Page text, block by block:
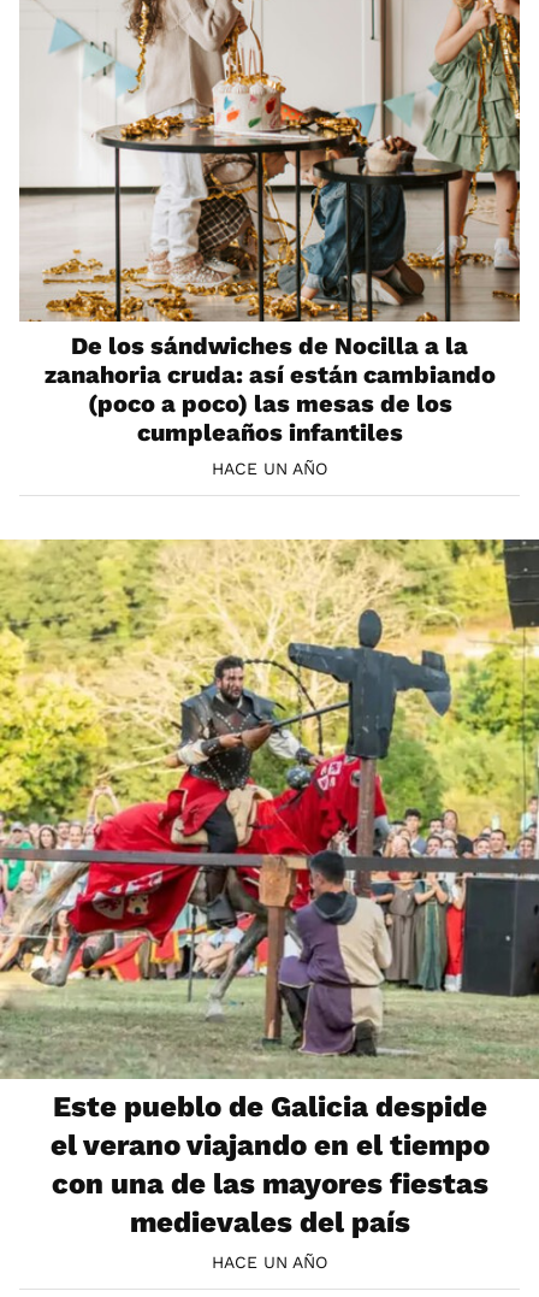
De los sándwiches de Nocilla a la
zanahoria cruda: así están cambiando
(poco a poco) las mesas de los
cumpleaños infantiles
HACE UN AÑO
Este pueblo de Galicia despide
el verano viajando en el tiempo
con una de las mayores fiestas
medievales del país
HACE UN AÑO